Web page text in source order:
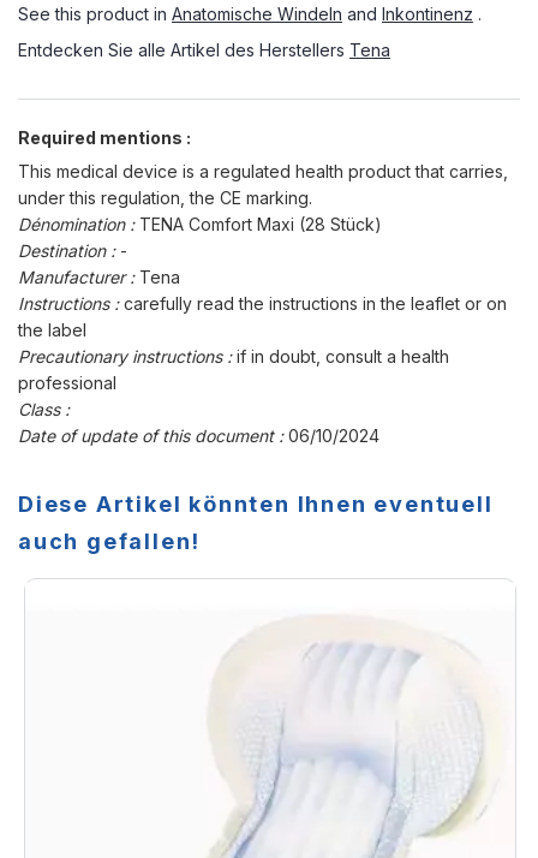
See this product in Anatomische Windeln and Inkontinenz .
Entdecken Sie alle Artikel des Herstellers Tena
Required mentions :
This medical device is a regulated health product that carries,
under this regulation, the CE marking.
Dénomination : TENA Comfort Maxi (28 Stück)
Destination : -
Manufacturer : Tena
Instructions :carefully read the instructions in the leaflet or on
the label
Precautionary instructions :if in doubt, consult a health
professional
Class :
Date of update of this document :06/10/2024
Diese Artikel könnten Ihnen eventuell
auch gefallen!